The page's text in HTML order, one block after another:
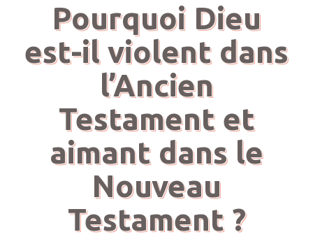
Pourquoi Dieu
est-il violent dans
l’Ancien
Testament et
aimant dans le
Nouveau
Testament ?